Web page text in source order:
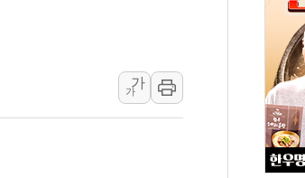
[종합] 청도 흥선리 야산 산불 1시간36분만에 주불진
한미 법카 제보자 "신동국과 무관…자료는 전·현직
라인게임즈, '콰이어트' 테스트 참가자 3만 명 돌파
에어로케이항공, 청주-중국 청두 노선 운항허가 취득
네이버, AI 브리핑 도입 후 블로그 창작자 지원 규모 2
SKT, '8월 월간 럭키 페스타' 실시...휴대폰 결제 최대
LG헬로비전 '헬로모바일', 교보문고 제휴 전자책 요
가
가